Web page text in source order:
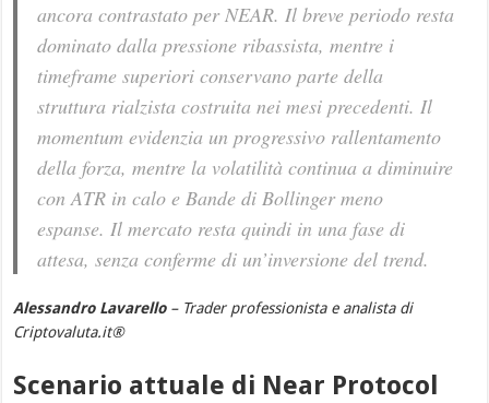
ancora contrastato per NEAR. Il breve periodo resta
dominato dalla pressione ribassista, mentre i
timeframe superiori conservano parte della
struttura rialzista costruita nei mesi precedenti. Il
momentum evidenzia un progressivo rallentamento
della forza, mentre la volatilità continua a diminuire
con ATR in calo e Bande di Bollinger meno
espanse. Il mercato resta quindi in una fase di
attesa, senza conferme di un’inversione del trend.
Alessandro Lavarello– Trader professionista e analista di
Criptovaluta.it®
Scenario attuale di Near Protocol